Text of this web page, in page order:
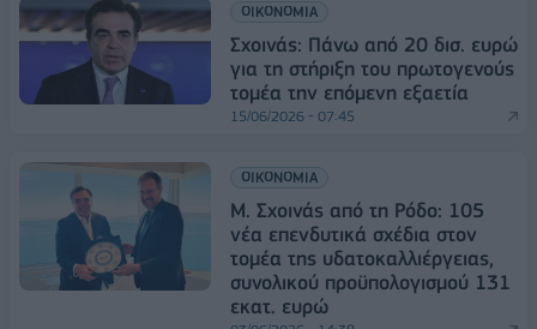
ΟΙΚΟΝΟΜΙΑ
Σχοινάς: Πάνω από 20 δισ. ευρώ
για τη στήριξη του πρωτογενούς
τομέα την επόμενη εξαετία
15/06/2026 - 07:45
ΟΙΚΟΝΟΜΙΑ
Μ. Σχοινάς από τη Ρόδο: 105
νέα επενδυτικά σχέδια στον
τομέα της υδατοκαλλιέργειας,
συνολικού προϋπολογισμού 131
εκατ. ευρώ